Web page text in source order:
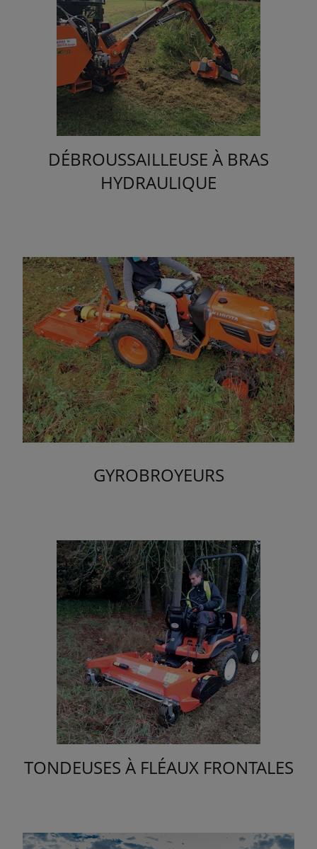
DÉBROUSSAILLEUSE À BRAS
HYDRAULIQUE
GYROBROYEURS
TONDEUSES À FLÉAUX FRONTALES